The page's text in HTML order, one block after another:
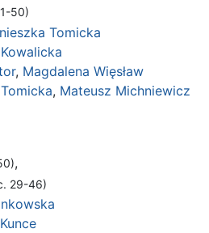
50)
Tomicka
, Magdalena Więsław
, Mateusz Michniewicz
,
29-46)